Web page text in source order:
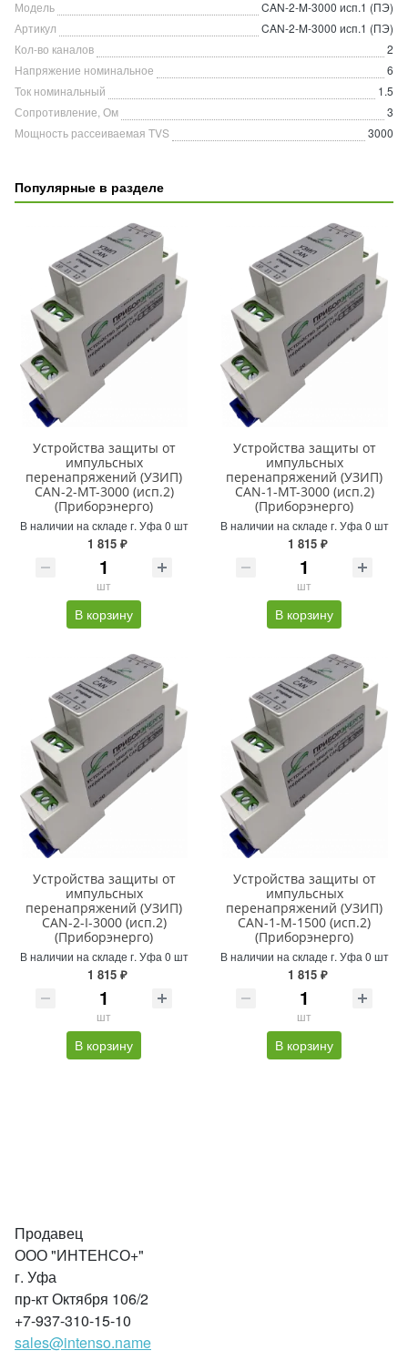
Модель
CAN-2-M-3000 исп.1 (ПЭ)
Артикул
CAN-2-M-3000 исп.1 (ПЭ)
Кол-во каналов
2
Напряжение номинальное
6
Ток номинальный
1.5
Сопротивление, Ом
3
Мощность рассеиваемая TVS
3000
Популярные в разделе
Устройства защиты от
импульсных
перенапряжений (УЗИП)
CAN-2-MT-3000 (исп.2)
(Приборэнерго)
В наличии на складе г. Уфа 0 шт
1 815 ₽
шт
В корзину
Устройства защиты от
импульсных
перенапряжений (УЗИП)
CAN-1-MT-3000 (исп.2)
(Приборэнерго)
В наличии на складе г. Уфа 0 шт
1 815 ₽
шт
В корзину
Устройства защиты от
импульсных
перенапряжений (УЗИП)
CAN-2-I-3000 (исп.2)
(Приборэнерго)
В наличии на складе г. Уфа 0 шт
1 815 ₽
шт
В корзину
Устройства защиты от
импульсных
перенапряжений (УЗИП)
CAN-1-M-1500 (исп.2)
(Приборэнерго)
В наличии на складе г. Уфа 0 шт
1 815 ₽
шт
В корзину
Продавец
ООО "ИНТЕНСО+"
г. Уфа
пр-кт Октября 106/2
+7-937-310-15-10
sales@intenso.name